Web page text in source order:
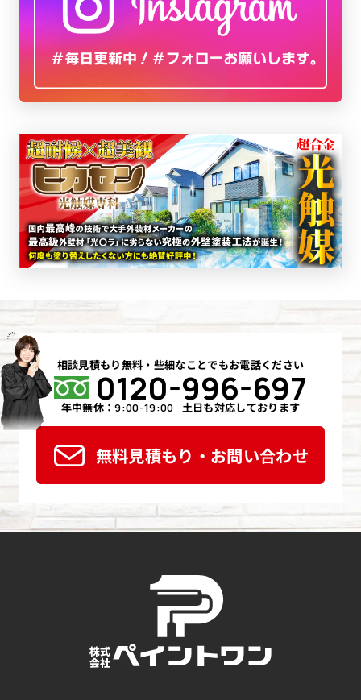
相談見積もり無料・些細なことでもお電話ください
0120-996-697
年中無休：9:00-19:00 土日も対応しております
無料見積もり・お問い合わせ